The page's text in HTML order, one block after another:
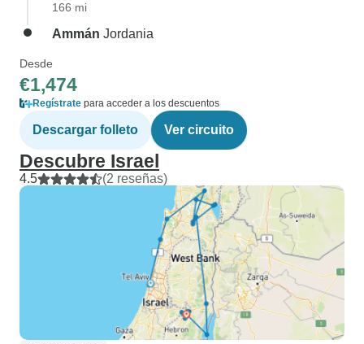
166 mi
Ammán Jordania
Desde
€1,474
Regístrate para acceder a los descuentos
Descargar folleto Ver circuito
Descubre Israel
4.5 (2 reseñas)